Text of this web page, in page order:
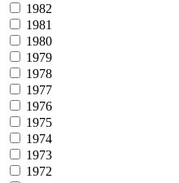
1982
1981
1980
1979
1978
1977
1976
1975
1974
1973
1972